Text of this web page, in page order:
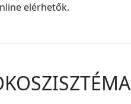
elérhetők.